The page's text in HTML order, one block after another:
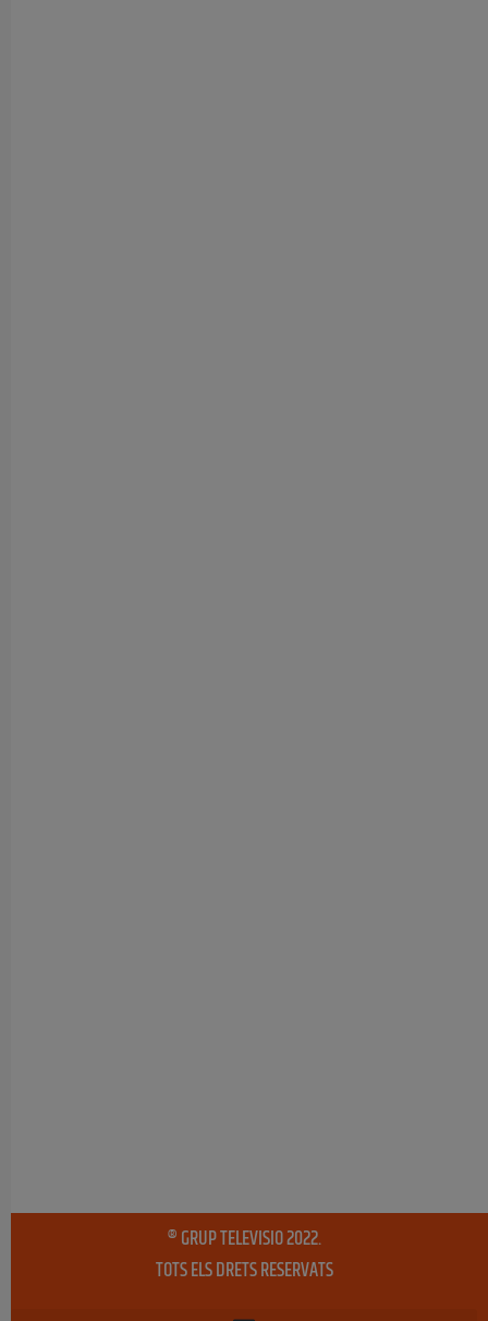
® GRUP TELEVISIO 2022.
TOTS ELS DRETS RESERVATS